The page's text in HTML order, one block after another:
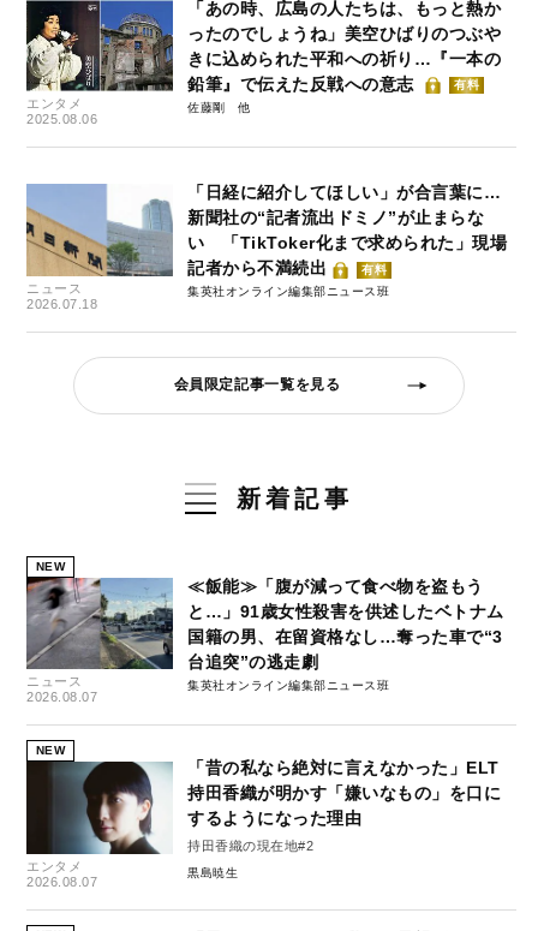
エンタメ
2025.08.06
「あの時、広島の人たちは、もっと熱か
ったのでしょうね」美空ひばりのつぶや
きに込められた平和への祈り…『一本の
鉛筆』で伝えた反戦への意志
有料
佐藤剛
ニュース
2026.07.18
「日経に紹介してほしい」が合言葉に…
新聞社の“記者流出ドミノ”が止まらな
い 「TikToker化まで求められた」現場
記者から不満続出
有料
集英社オンライン編集部ニュース班
会員限定記事一覧を見る
新着記事
NEW
ニュース
2026.08.07
≪飯能≫「腹が減って食べ物を盗もう
と…」91歳女性殺害を供述したベトナム
国籍の男、在留資格なし…奪った車で“3
台追突”の逃走劇
集英社オンライン編集部ニュース班
NEW
エンタメ
2026.08.07
「昔の私なら絶対に言えなかった」ELT
持田香織が明かす「嫌いなもの」を口に
するようになった理由
持田香織の現在地#2
黒島暁生